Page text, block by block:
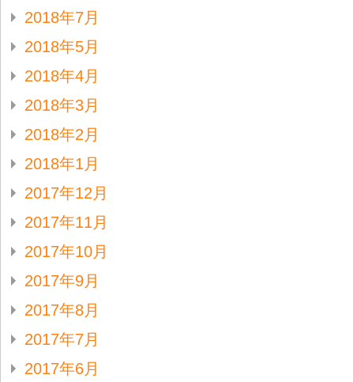
2018年7月
2018年5月
2018年4月
2018年3月
2018年2月
2018年1月
2017年12月
2017年11月
2017年10月
2017年9月
2017年8月
2017年7月
2017年6月